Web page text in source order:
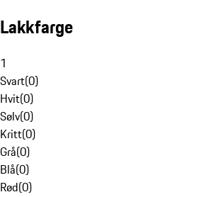
Lakkfarge
1
Svart(0)
Hvit(0)
Sølv(0)
Kritt(0)
Grå(0)
Blå(0)
Rød(0)